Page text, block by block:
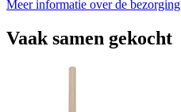
Meer informatie over de bezorging
Vaak samen gekocht